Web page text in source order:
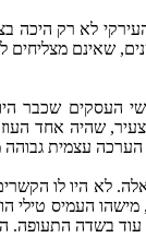
לא רק היכה
שאינם
העסקים שכבר
צעיר, שהיה אחד
הערכה עצמית
לא היו לו
העמיס טילי
בשדה התעופה.